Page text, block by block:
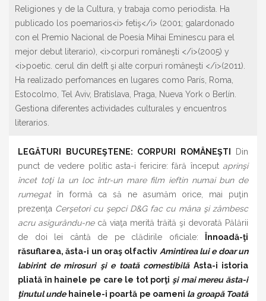
Religiones y de la Cultura, y trabaja como periodista. Ha
publicado los poemarios<i> fetiş</i> (2001; galardonado
con el Premio Nacional de Poesía Mihai Eminescu para el
mejor debut literario), <i>corpuri româneşti </i>(2005) y
<i>poetic. cerul din delft şi alte corpuri româneşti </i>(2011).
Ha realizado perfomances en lugares como París, Roma,
Estocolmo, Tel Aviv, Bratislava, Praga, Nueva York o Berlín.
Gestiona diferentes actividades culturales y encuentros
literarios.
LEGĂTURI BUCUREŞTENE: CORPURI ROMÂNEŞTI
Din
punct de vedere politic asta-i fericire: fără început aprinşi
încet toţi la un loc într-un mare film ieftin numai bun de
rumegatîn formă ca să ne asumăm orice, mai puţin
prezenţa Cerşetori cu şepci D&G fac cu mâna şi zâmbesc
acru asigurându-ne că viaţa merită trăită şi devorată Pălării
de doi lei cântă de pe clădirile oficiale:
Înnoadă-ţi
răsuflarea, ăsta-i un oraş olfactiv Amintirea lui e doar un
labirint de mirosuri şi e toată comestibilăAsta-i istoria
pliată în hainele pe care le tot porţişi mai mereu ăsta-i
ţinutul undehainele-i poartă pe oameni la groapă Toată